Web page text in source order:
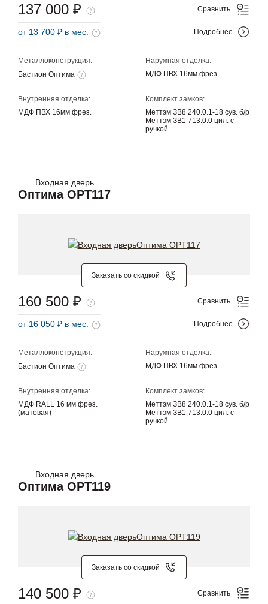
Металлоконструкция:
Бастион Оптима
Наружная отделка:
МДФ ПВХ 16мм фрез.
Внутренняя отделка:
МДФ ПВХ 16мм фрез.
Комплект замков:
Меттэм ЗВ8 240.0.1-18 сув. б/р
Меттэм ЗВ1 713.0.0 цил. с
ручкой
137 000 ₽
от 13 700 ₽ в мес.
Сравнить
Подробнее
Входная дверь
Оптима OPT117
Заказать со скидкой
Металлоконструкция:
Бастион Оптима
Наружная отделка:
МДФ ПВХ 16мм фрез.
Внутренняя отделка:
МДФ RALL 16 мм фрез.
(матовая)
Комплект замков:
Меттэм ЗВ8 240.0.1-18 сув. б/р
Меттэм ЗВ1 713.0.0 цил. с
ручкой
160 500 ₽
от 16 050 ₽ в мес.
Сравнить
Подробнее
Входная дверь
Оптима OPT119
Заказать со скидкой
140 500 ₽ Сравнить